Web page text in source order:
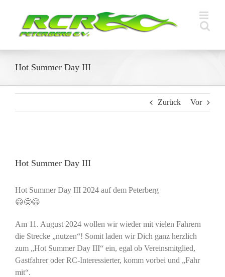
springen
Hot Summer Day III
Zurück Vor
grösseres
Hot Summer Day III
Hot Summer Day III 2024 auf dem Peterberg
😃🤩😃
Am 11. August 2024 wollen wir wieder mit vielen Fahrern
die Strecke „nutzen“! Somit laden wir Dich ganz herzlich
zum „Hot Summer Day III“ ein, egal ob Vereinsmitglied,
Gastfahrer oder RC-Interessierter, komm vorbei und „Fahr
mit“.